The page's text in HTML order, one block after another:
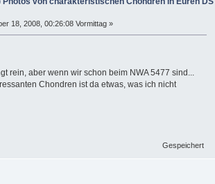
18, 2008, 00:26:08 Vormittag »
rein, aber wenn wir schon beim NWA 5477 sind...
Chondren ist da etwas, was ich nicht
Gespeichert